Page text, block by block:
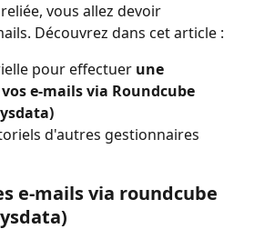
vous allez devoir
Découvrez dans cet article :
pour effectuer une
e-mails via Roundcube
d'autres gestionnaires
e-mails via roundcube